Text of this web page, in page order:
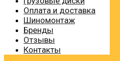
Оплата и доставка
Шиномонтаж
Бренды
Отзывы
Контакты